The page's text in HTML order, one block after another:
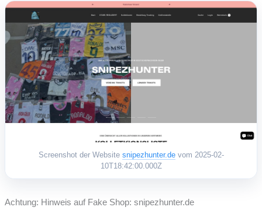
Screenshot der Website snipezhunter.devom 2025-02-
10T18:42:00.000Z
Achtung: Hinweis auf Fake Shop: snipezhunter.de